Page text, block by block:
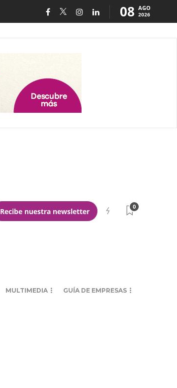
08 AGO
2026
Recibe nuestra newsletter
0
MULTIMEDIA GUÍA DE EMPRESAS